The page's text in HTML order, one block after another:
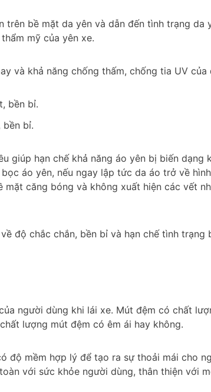
bề mặt da yên và dẫn đến tình trạng da
mỹ của yên xe.
và khả năng chống thấm, chống tia UV của
bền bỉ.
giúp hạn chế khả năng áo yên bị biến dạng
áo yên, nếu ngay lập tức da áo trở về
căng bóng và không xuất hiện các vết
độ chắc chắn, bền bỉ và hạn chế tình trạng
người dùng khi lái xe. Mút đệm có chất
lượng mút đệm có êm ái hay không.
độ mềm hợp lý để tạo ra sự thoải mái cho
với sức khỏe người dùng, thân thiện với